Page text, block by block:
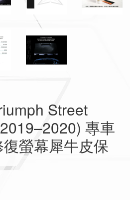
Street
專車
螢幕犀牛皮保